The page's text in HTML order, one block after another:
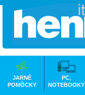
JARNÉ
POMÔCKY
PC,
NOTEBOOKY